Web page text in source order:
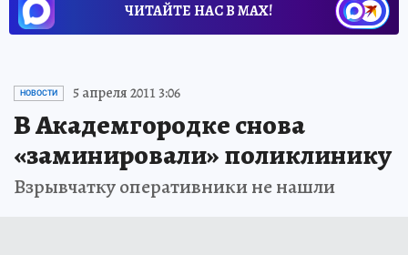
ЧИТАЙТЕ НАС В МАХ!
НОВОСТИ 5 апреля 2011 3:06
В Академгородке снова
«заминировали» поликлинику
Взрывчатку оперативники не нашли